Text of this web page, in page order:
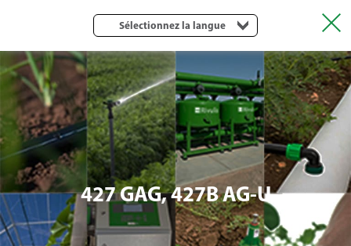
Sélectionnez la langue
427 GAG, 427B AG-U